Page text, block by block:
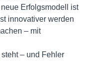
Erfolgsmodell ist
innovativer werden
– mit
– und Fehler